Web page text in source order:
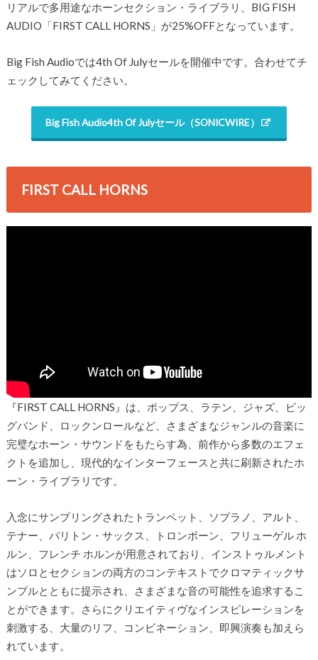
リアルで多用途なホーンセクション・ライブラリ、BIG FISH
AUDIO「FIRST CALL HORNS」が25%OFFとなっています。
Big Fish Audioでは4th Of Julyセールを開催中です。合わせてチ
ェックしてみてください。
Big Fish Audio4th Of Julyセール（SONICWIRE）
FIRST CALL HORNS
『FIRST CALL HORNS』は、ポップス、ラテン、ジャズ、ビッ
グバンド、ロックンロールなど、さまざまなジャンルの音楽に
完璧なホーン・サウンドをもたらす為、前作から多数のエフェ
クトを追加し、現代的なインターフェースと共に刷新されたホ
ーン・ライブラリです。
入念にサンプリングされたトランペット、ソプラノ、アルト、
テナー、バリトン・サックス、トロンボーン、フリューゲル ホ
ルン、フレンチ ホルンが用意されており、インストゥルメント
はソロとセクションの両方のコンテキストでクロマティックサ
ンプルとともに提示され、さまざまな音の可能性を追求するこ
とができます。さらにクリエイティヴなインスピレーションを
刺激する、大量のリフ、コンビネーション、即興演奏も加えら
れています。